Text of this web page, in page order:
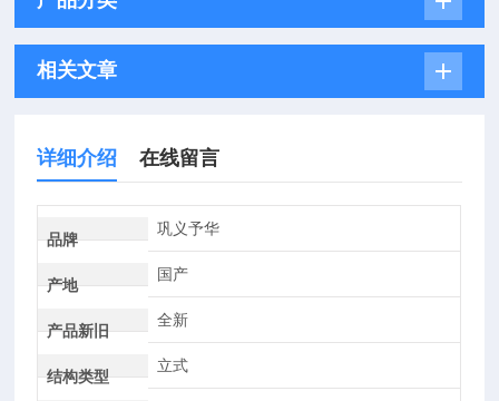
相关文章
详细介绍 在线留言
品牌
巩义予华
产地
国产
产品新旧
全新
结构类型
立式